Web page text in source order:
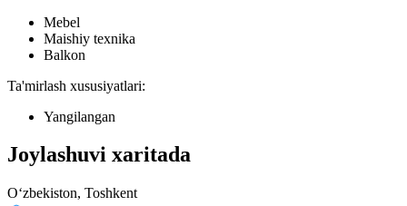
Mebel
Maishiy texnika
Balkon
Ta'mirlash xususiyatlari:
Yangilangan
Joylashuvi xaritada
Oʻzbekiston, Toshkent